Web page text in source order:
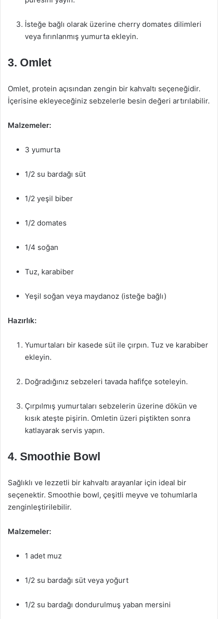
İsteğe bağlı olarak üzerine cherry domates dilimleri
veya fırınlanmış yumurta ekleyin.
3. Omlet
Omlet, protein açısından zengin bir kahvaltı seçeneğidir.
İçerisine ekleyeceğiniz sebzelerle besin değeri artırılabilir.
Malzemeler:
3 yumurta
1/2 su bardağı süt
1/2 yeşil biber
1/2 domates
1/4 soğan
Tuz, karabiber
Yeşil soğan veya maydanoz (isteğe bağlı)
Hazırlık:
Yumurtaları bir kasede süt ile çırpın. Tuz ve karabiber
ekleyin.
Doğradığınız sebzeleri tavada hafifçe soteleyin.
Çırpılmış yumurtaları sebzelerin üzerine dökün ve
kısık ateşte pişirin. Omletin üzeri piştikten sonra
katlayarak servis yapın.
4. Smoothie Bowl
Sağlıklı ve lezzetli bir kahvaltı arayanlar için ideal bir
seçenektir. Smoothie bowl, çeşitli meyve ve tohumlarla
zenginleştirilebilir.
Malzemeler:
1 adet muz
1/2 su bardağı süt veya yoğurt
1/2 su bardağı dondurulmuş yaban mersini